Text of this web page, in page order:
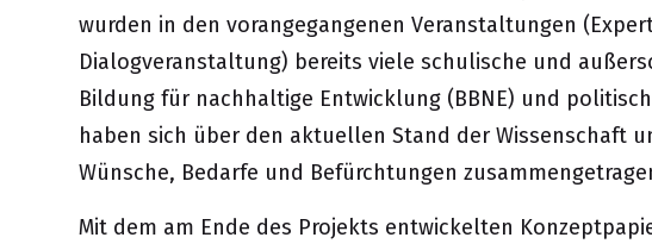
wurden in den vorangegangenen Veranstaltungen
Dialogveranstaltung) bereits viele schulische und
Bildung für nachhaltige Entwicklung (BBNE) und
haben sich über den aktuellen Stand der Wissenschaft
Wünsche, Bedarfe und Befürchtungen
Mit dem am Ende des Projekts entwickelten